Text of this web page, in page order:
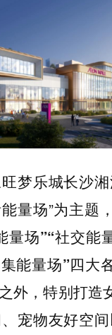
梦乐城长沙
量场”为主题
量场”“社交能
能量场”四大
外，特别打造
宠物友好空